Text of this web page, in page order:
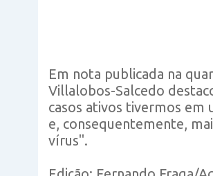
Em nota publicada na
Villalobos-Salcedo
casos ativos tivermos em
e, consequentemente,
vírus".